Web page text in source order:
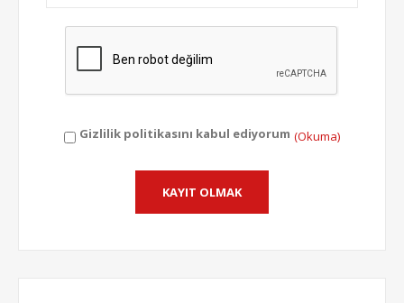
Gizlilik politikasını kabul ediyorum (Okuma)